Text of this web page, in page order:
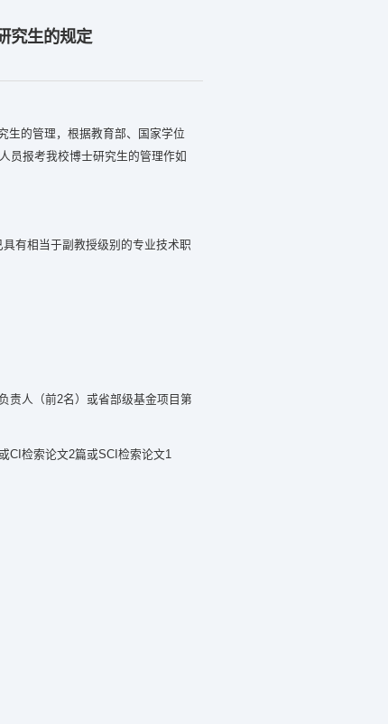
究生的规定
生的管理，根据教育部、国家学位
员报考我校博士研究生的管理作如
有相当于副教授级别的专业技术职
责人（前2名）或省部级基金项目第
CI检索论文2篇或SCI检索论文1